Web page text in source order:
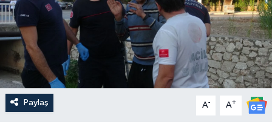
Paylaş A- A+
Resmi İlan
Sağlık & Yaşam
Siyaset
Spor